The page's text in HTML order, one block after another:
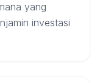
yang
investasi